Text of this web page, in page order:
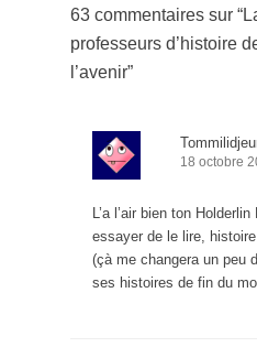
63 commentaires sur “
professeurs d’histoire
l’avenir”
18 octobre
L’a l’air bien ton
essayer de le lire, histoire
(çà me changera un peu
ses histoires de fin du